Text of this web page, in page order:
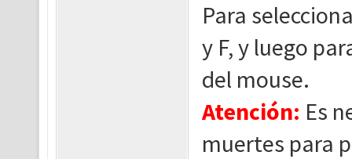
Para
y F, y luego
del mouse.
Atención: Es
muertes para